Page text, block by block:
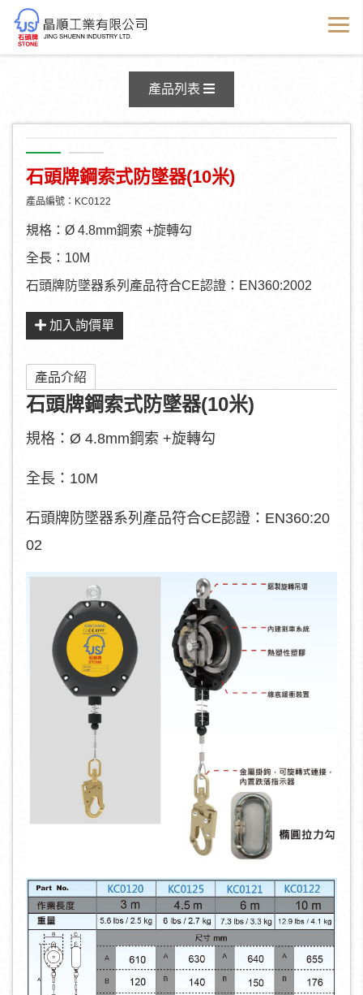
產品列表
石頭牌鋼索式防墜器(10米)
產品編號：KC0122
規格：Ø 4.8mm鋼索 +旋轉勾
全長：10M
石頭牌防墜器系列產品符合CE認證：EN360:2002
加入詢價單
產品介紹
石頭牌鋼索式防墜器(10米)
規格：Ø 4.8mm鋼索 +旋轉勾
全長：10M
石頭牌防墜器系列產品符合CE認證：EN360:20
02